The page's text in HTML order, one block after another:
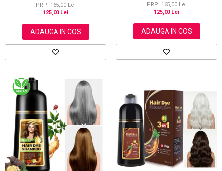
PRP: 165,00 Lei
125,00 Lei
ADAUGA IN COS
PRP: 165,00 Lei
125,00 Lei
ADAUGA IN COS